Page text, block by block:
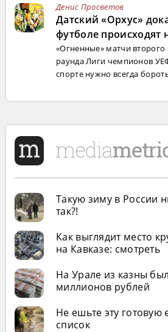
Денис Просветов
Датский «Орхус»
футболе происходят
«Огненные» матчи
раунда Лиги чемпионов
спорте нужно всегда
Такую зиму в России
так?!
Как выглядит место
на Кавказе: смотреть
На Урале из казны
миллионов рублей
Не ешьте эту готовую
список